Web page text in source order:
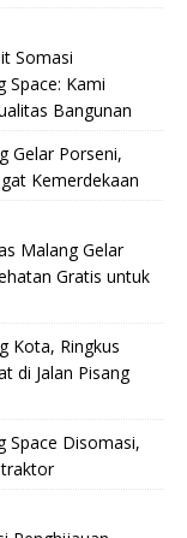
Somasi
Space: Kami
Bangunan
Gelar Porseni,
Kemerdekaan
Malang Gelar
Gratis untuk
Kota, Ringkus
di Jalan Pisang
Space Disomasi,